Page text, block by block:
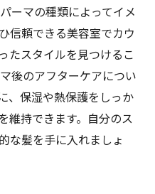
ーマの種類によってイメ
信頼できる美容室でカウ
たスタイルを見つけるこ
後のアフターケアについ
、保湿や熱保護をしっか
維持できます。自分のス
な髪を手に入れましょ